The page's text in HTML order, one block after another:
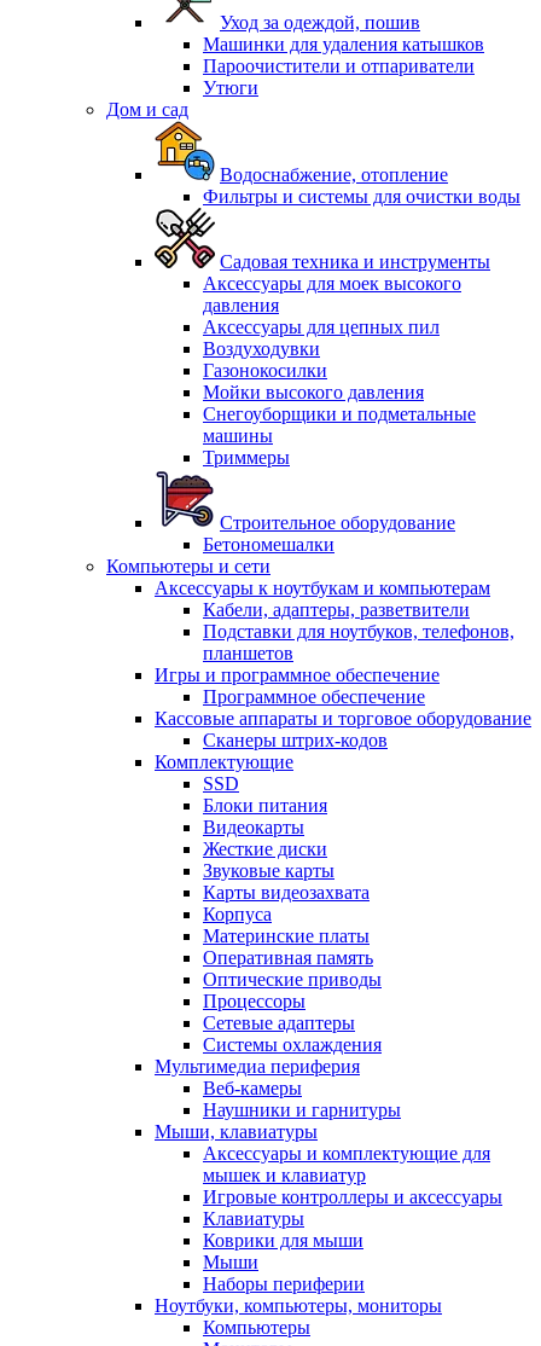
Уход за одеждой, пошив
Машинки для удаления катышков
Пароочистители и отпариватели
Утюги
Дом и сад
Водоснабжение, отопление
Фильтры и системы для очистки воды
Садовая техника и инструменты
Аксессуары для моек высокого
давления
Аксессуары для цепных пил
Воздуходувки
Газонокосилки
Мойки высокого давления
Снегоуборщики и подметальные
машины
Триммеры
Строительное оборудование
Бетономешалки
Компьютеры и сети
Аксессуары к ноутбукам и компьютерам
Кабели, адаптеры, разветвители
Подставки для ноутбуков, телефонов,
планшетов
Игры и программное обеспечение
Программное обеспечение
Кассовые аппараты и торговое оборудование
Сканеры штрих-кодов
Комплектующие
SSD
Блоки питания
Видеокарты
Жесткие диски
Звуковые карты
Карты видеозахвата
Корпуса
Материнские платы
Оперативная память
Оптические приводы
Процессоры
Сетевые адаптеры
Системы охлаждения
Мультимедиа периферия
Веб-камеры
Наушники и гарнитуры
Мыши, клавиатуры
Аксессуары и комплектующие для
мышек и клавиатур
Игровые контроллеры и аксессуары
Клавиатуры
Коврики для мыши
Мыши
Наборы периферии
Ноутбуки, компьютеры, мониторы
Компьютеры